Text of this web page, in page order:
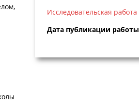
Исследовательская работа
Дата публикации работы